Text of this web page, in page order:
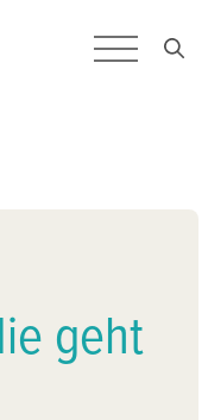
geht